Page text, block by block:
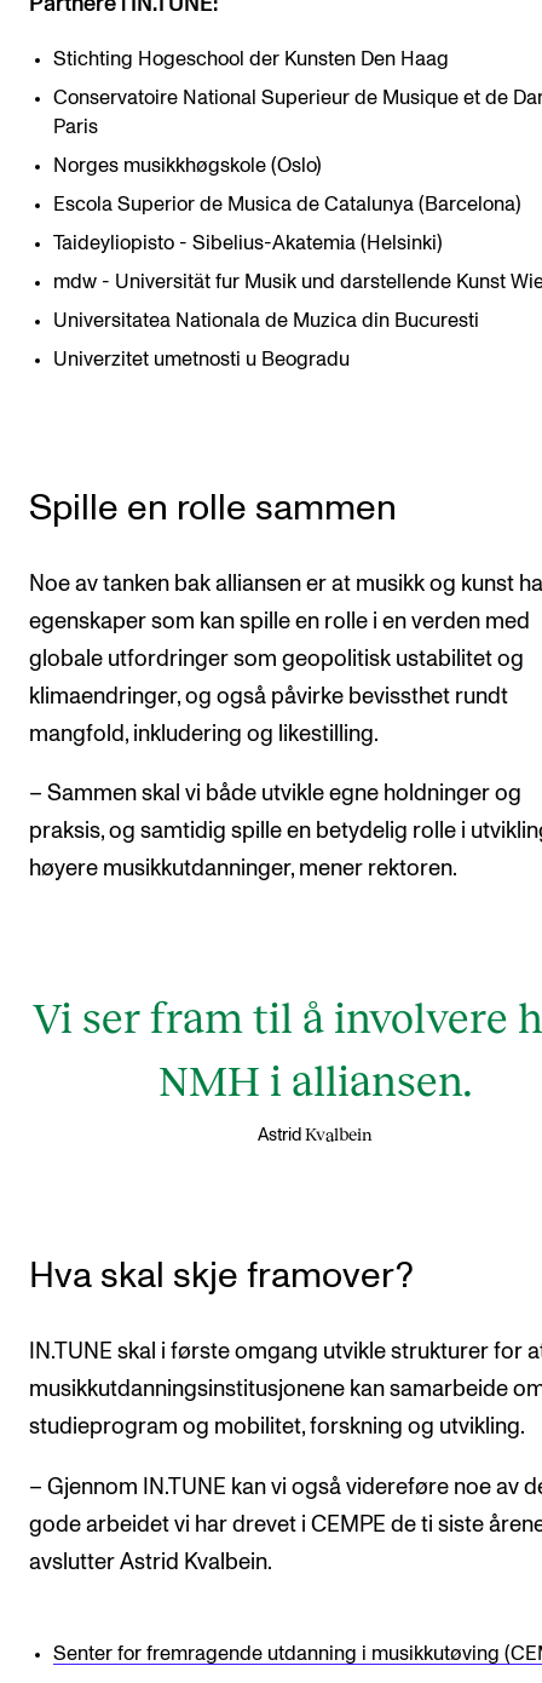
Stichting Hogeschool der Kunsten Den Haag
Conservatoire National Superieur de Musique et de
Paris
Norges musikkhøgskole (Oslo)
Escola Superior de Musica de Catalunya (Barcelona)
Taideyliopisto - Sibelius-Akatemia (Helsinki)
mdw - Universität fur Musik und darstellende Kunst
Universitatea Nationala de Muzica din Bucuresti
Univerzitet umetnosti u Beogradu
Spille en rolle sammen
Noe av tanken bak alliansen er at musikk og kunst
egenskaper som kan spille en rolle i en verden med
globale utfordringer som geopolitisk ustabilitet og
klimaendringer, og også påvirke bevissthet rundt
mangfold, inkludering og likestilling.
– Sammen skal vi både utvikle egne holdninger og
praksis, og samtidig spille en betydelig rolle i
høyere musikkutdanninger, mener rektoren.
Vi ser fram til å involvere
NMH i alliansen.
Astrid Kvalbein
Hva skal skje framover?
IN.TUNE skal i første omgang utvikle strukturer for
musikkutdanningsinstitusjonene kan samarbeide
studieprogram og mobilitet, forskning og utvikling.
– Gjennom IN.TUNE kan vi også videreføre noe av
gode arbeidet vi har drevet i CEMPE de ti siste
avslutter Astrid Kvalbein.
Senter for fremragende utdanning i musikkutøving